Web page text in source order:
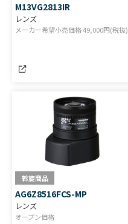
M13VG2813IR
レンズ
メーカー希望小売価格49,000円(税抜)
斡旋商品
AG6Z8516FCS-MP
レンズ
オープン価格